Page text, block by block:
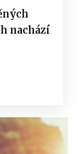
nachází